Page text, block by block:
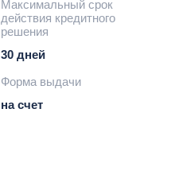
подтверждающий
отсрочку от армии
Максимальный срок
действия кредитного
решения
30 дней
Форма выдачи
на счет